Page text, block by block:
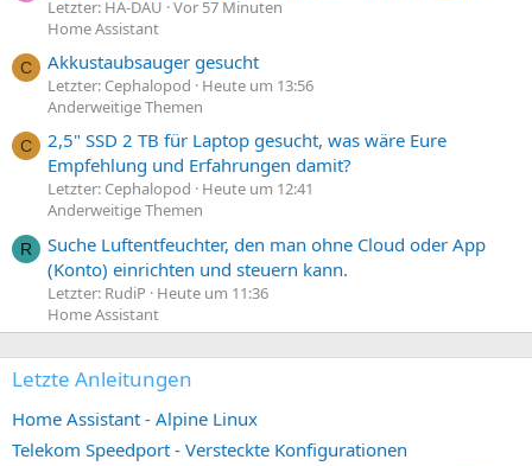
Letzter: HA-DAU Vor 57 Minuten
Home Assistant
C Akkustaubsauger gesucht
Letzter: Cephalopod
Heute um 13:56
Anderweitige Themen
C
2,5" SSD 2 TB für Laptop gesucht, was wäre Eure
Empfehlung und Erfahrungen damit?
Letzter: Cephalopod
Heute um 12:41
Anderweitige Themen
R
Suche Luftentfeuchter, den man ohne Cloud oder App
(Konto) einrichten und steuern kann.
Letzter: RudiP
Heute um 11:36
Home Assistant
Letzte Anleitungen
Home Assistant - Alpine Linux
Telekom Speedport - Versteckte Konfigurationen